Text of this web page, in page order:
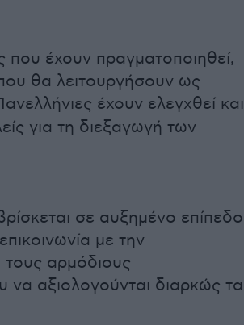
έχουν πραγματοποιηθεί,
θα λειτουργήσουν ως
έχουν ελεγχθεί και
για τη διεξαγωγή των
σε αυξημένο επίπεδο
με την
τους αρμόδιους
να αξιολογούνται διαρκώς τα